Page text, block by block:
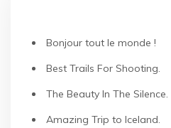
Bonjour tout le monde !
Best Trails For Shooting.
The Beauty In The Silence.
Amazing Trip to Iceland.